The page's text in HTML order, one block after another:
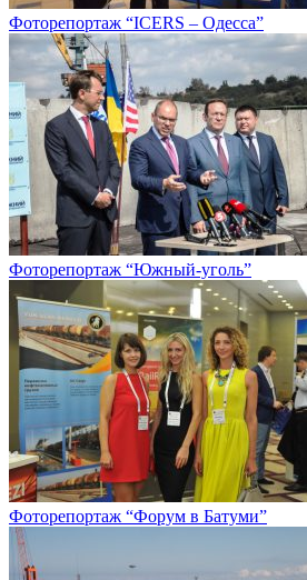
Фоторепортаж “ICERS – Одесса”
Фоторепортаж “Южный-уголь”
Фоторепортаж “Форум в Батуми”